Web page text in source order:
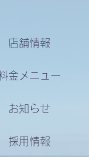
店舗情報
金メニュー
お知らせ
採用情報